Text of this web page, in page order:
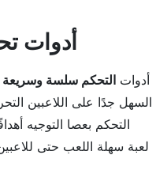
أدوات
في Brawl Stars، أدوات التحكم سلسة وسريعة
السهل جدًا على اللاعبين
التحكم بعصا التوجيه